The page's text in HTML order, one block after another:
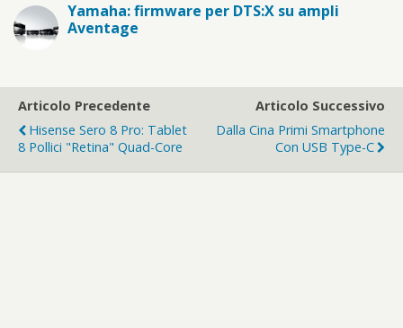
Yamaha: firmware per DTS:X su ampli
Aventage
Articolo Precedente
Hisense Sero 8 Pro: Tablet
8 Pollici "retina" Quad-Core
Articolo Successivo
Dalla Cina Primi Smartphone
Con USB Type-C